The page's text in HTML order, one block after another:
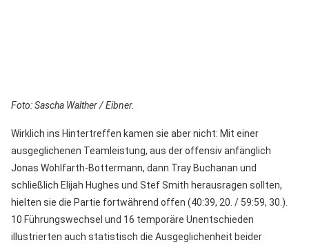
Foto: Sascha Walther / Eibner.
Wirklich ins Hintertreffen kamen sie aber nicht: Mit einer
ausgeglichenen Teamleistung, aus der offensiv anfänglich
Jonas Wohlfarth-Bottermann, dann Tray Buchanan und
schließlich Elijah Hughes und Stef Smith herausragen sollten,
hielten sie die Partie fortwährend offen (40:39, 20. / 59:59, 30.).
10 Führungswechsel und 16 temporäre Unentschieden
illustrierten auch statistisch die Ausgeglichenheit beider